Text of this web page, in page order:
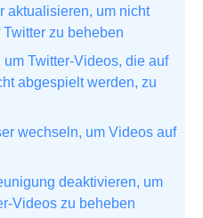
aktualisieren, um nicht
zu beheben
Twitter-Videos, die auf
abgespielt werden, zu
wechseln, um Videos auf
deaktivieren, um
Videos zu beheben